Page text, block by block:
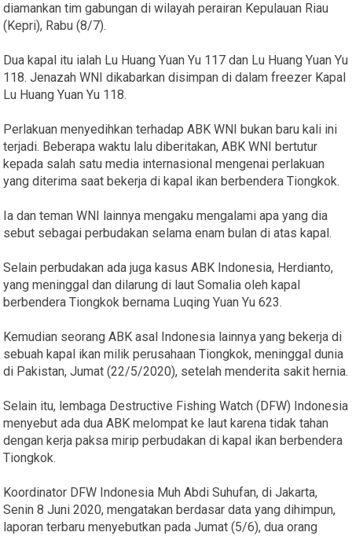
diamankan tim gabungan di wilayah perairan Kepulauan Riau
(Kepri), Rabu (8/7).
Dua kapal itu ialah Lu Huang Yuan Yu 117 dan Lu Huang Yuan Yu
118. Jenazah WNI dikabarkan disimpan di dalam freezer Kapal
Lu Huang Yuan Yu 118.
Perlakuan menyedihkan terhadap ABK WNI bukan baru kali ini
terjadi. Beberapa waktu lalu diberitakan, ABK WNI bertutur
kepada salah satu media internasional mengenai perlakuan
yang diterima saat bekerja di kapal ikan berbendera Tiongkok.
Ia dan teman WNI lainnya mengaku mengalami apa yang dia
sebut sebagai perbudakan selama enam bulan di atas kapal.
Selain perbudakan ada juga kasus ABK Indonesia, Herdianto,
yang meninggal dan dilarung di laut Somalia oleh kapal
berbendera Tiongkok bernama Luqing Yuan Yu 623.
Kemudian seorang ABK asal Indonesia lainnya yang bekerja di
sebuah kapal ikan milik perusahaan Tiongkok, meninggal dunia
di Pakistan, Jumat (22/5/2020), setelah menderita sakit hernia.
Selain itu, lembaga Destructive Fishing Watch (DFW) Indonesia
menyebut ada dua ABK melompat ke laut karena tidak tahan
dengan kerja paksa mirip perbudakan di kapal ikan berbendera
Tiongkok.
Koordinator DFW Indonesia Muh Abdi Suhufan, di Jakarta,
Senin 8 Juni 2020, mengatakan berdasar data yang dihimpun,
laporan terbaru menyebutkan pada Jumat (5/6), dua orang